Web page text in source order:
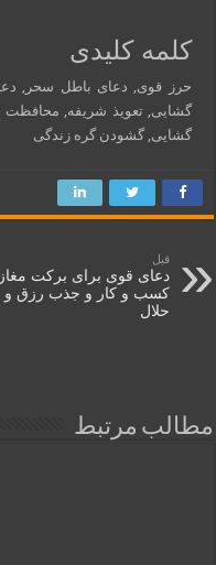
کلمه کلیدی
حرز قوی, دعای باطل سحر,
گشایی, تعویذ شریفه, محافظت
گشایی, گشودن گره زندگی
قبل
دعای قوی برای برکت
کسب و کار و جذب رزق و
حلال
مطالب مرتبط